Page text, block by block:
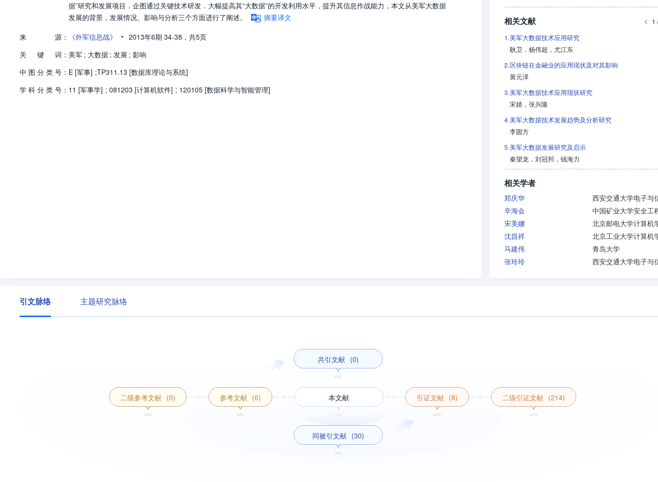
据”研究和发展项目．企图通过关键技术研发．大幅提高其“大数据”的开发利用水平，提升其信息作战能力，本文从美军大数据
发展的背景，发展情况、影响与分析三个方面进行了阐述。
摘要译文
来
源： 《外军信息战》 • 2013年6期 34-38， 共5页
关
键 词： 美军 ; 大数据 ; 发展 ; 影响
中 图 分 类 号： E [军事] ;TP311.13 [数据库理论与系统]
学 科 分 类 号： 11 [军事学] ; 081203 [计算机软件] ; 120105 [数据科学与智能管理]
相关文献 1
1.美军大数据技术应用研究
耿卫 ， 杨伟超 ， 尤江东
2.区块链在金融业的应用现状及对其影响
黄元泽
3.美军大数据技术应用现状研究
宋婧 ， 张兴隆
4.美军大数据技术发展趋势及分析研究
李圆方
5.美军大数据发展研究及启示
秦望龙 ， 刘冠邦 ， 钱海力
相关学者
郑庆华
辛海会
宋美娜
沈昌祥
北京工业大学计算机
马建伟
青岛大学
张玲玲
引文脉络 主题研究脉络
二级参考文献 (0) 参考文献 (0)
共引文献 (0)
本文献
同被引文献 (30)
引证文献 (8) 二级引证文献 (214)